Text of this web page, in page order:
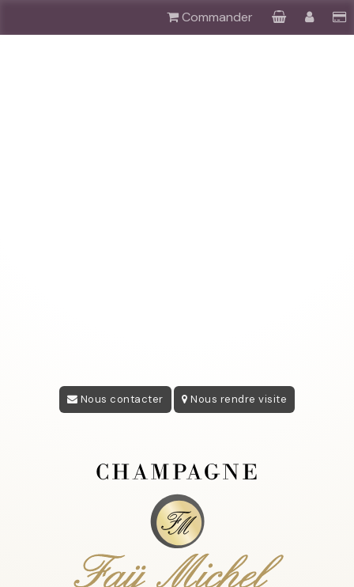
Commander
Nous contacter Nous rendre visite